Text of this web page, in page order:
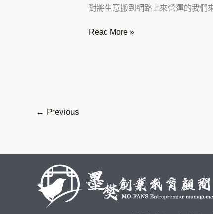
對將生意搬到網路上來營運的我們
Read More »
← Previous